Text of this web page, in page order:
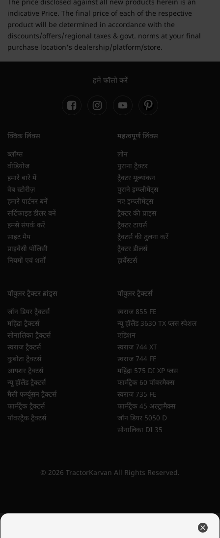
The price disclosed against all new products herein is an
indicative Price. The final price of each of the respective
product will be determined in accordance with the
discounts/offers/regional taxes & govt. norms at your final
purchase location's dealership/platform/store.
हमें फॉलो करें
क्विक लिंक्स
ब्लॉग्स
वीडियोज
हमारे बारे में
वेब स्टोरीज़
हमारे पार्टनर बनें
सर्टिफाइड डीलर बनें
हमसे संपर्क करें
साइट मैप
प्राइवेसी पॉलिसी
नियमों एवं शर्तों
महत्वपूर्ण लिंक्स
लोन
पुराना ट्रैक्टर
ट्रैक्टर मूल्यांकन
पुराने इम्प्लीमेंट्स
नए इम्प्लीमेंट्स
ट्रैक्टर की प्राइस
ट्रैक्टर टायर्स
ट्रैक्टर्स की तुलना करें
ट्रैक्टर डीलर्स
हार्वेस्टर्स
पॉपुलर ट्रैक्टर ब्रांड्स
जॉन डियर ट्रैक्टर्स
महिंद्रा ट्रैक्टर्स
सोनालिका ट्रैक्टर्स
स्वराज ट्रैक्टर्स
कुबोटा ट्रैक्टर्स
आयशर ट्रैक्टर्स
न्यू हॉलैंड ट्रैक्टर्स
मैसी फर्ग्यूसन ट्रैक्टर्स
फार्मट्रैक ट्रैक्टर्स
पॉवरट्रैक ट्रैक्टर्स
पॉपुलर ट्रैक्टर्स
स्वराज 855 FE
न्यू हॉलैंड 3630 TX प्लस स्पेशल
एडिशन
स्वराज 744 XT
स्वराज 744 FE
महिंद्रा 575 DI XP प्लस
फार्मट्रैक 60 पॉवरमैक्स
स्वराज 735 FE
फार्मट्रैक 45 अल्ट्रामैक्स
जॉन डियर 5050 D
सोनालिका DI 35
© 2026 TractorKarvan All Rights Reserved.